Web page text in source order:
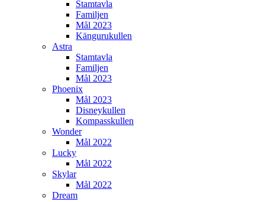
Stamtavla
Familjen
Mål 2023
Kängurukullen
Astra
Stamtavla
Familjen
Mål 2023
Phoenix
Mål 2023
Disneykullen
Kompasskullen
Wonder
Mål 2022
Lucky
Mål 2022
Skylar
Mål 2022
Dream